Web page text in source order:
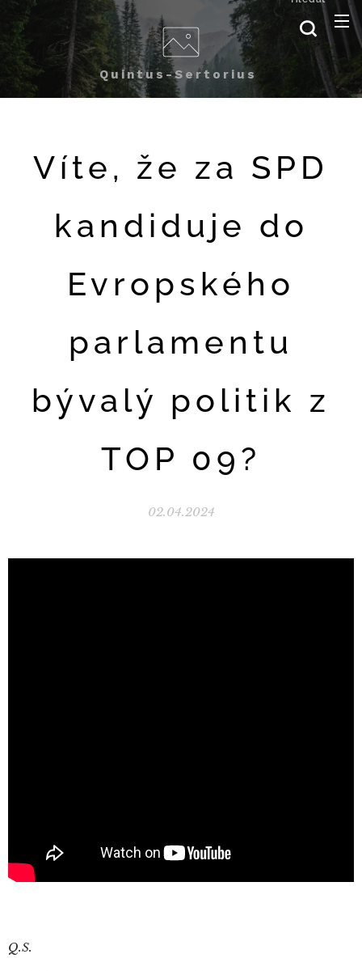
Quintus-Sertorius
Víte, že za SPD
kandiduje do
Evropského
parlamentu
bývalý politik z
TOP 09?
02.04.2024
Q.S.